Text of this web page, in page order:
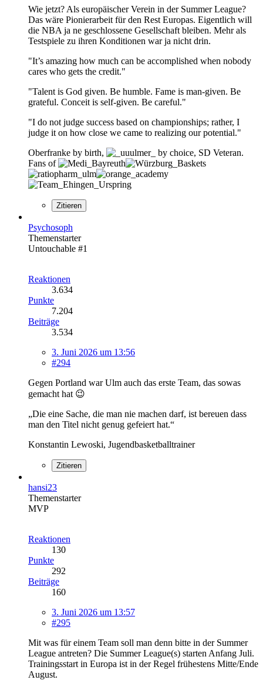
Wie jetzt? Als europäischer Verein in der Summer League?
Das wäre Pionierarbeit für den Rest Europas. Eigentlich will
die NBA ja ne geschlossene Gesellschaft bleiben. Mehr als
Testspiele zu ihren Konditionen war ja nicht drin.
"It’s amazing how much can be accomplished when nobody
cares who gets the credit."
"Talent is God given. Be humble. Fame is man-given. Be
grateful. Conceit is self-given. Be careful."
"I do not judge success based on championships; rather, I
judge it on how close we came to realizing our potential."
Oberfranke by birth,
by choice, SD Veteran.
Fans of
Zitieren
Psychosoph
Themenstarter
Untouchable #1
Reaktionen
3.634
Punkte
7.204
Beiträge
3.534
3. Juni 2026 um 13:56
#294
Gegen Portland war Ulm auch das erste Team, das sowas
gemacht hat 😉
„Die eine Sache, die man nie machen darf, ist bereuen dass
man den Titel nicht genug gefeiert hat.“
Konstantin Lewoski, Jugendbasketballtrainer
Zitieren
hansi23
Themenstarter
MVP
Reaktionen
130
Punkte
292
Beiträge
160
3. Juni 2026 um 13:57
#295
Mit was für einem Team soll man denn bitte in der Summer
League antreten? Die Summer League(s) starten Anfang Juli.
Trainingsstart in Europa ist in der Regel frühestens Mitte/Ende
August.